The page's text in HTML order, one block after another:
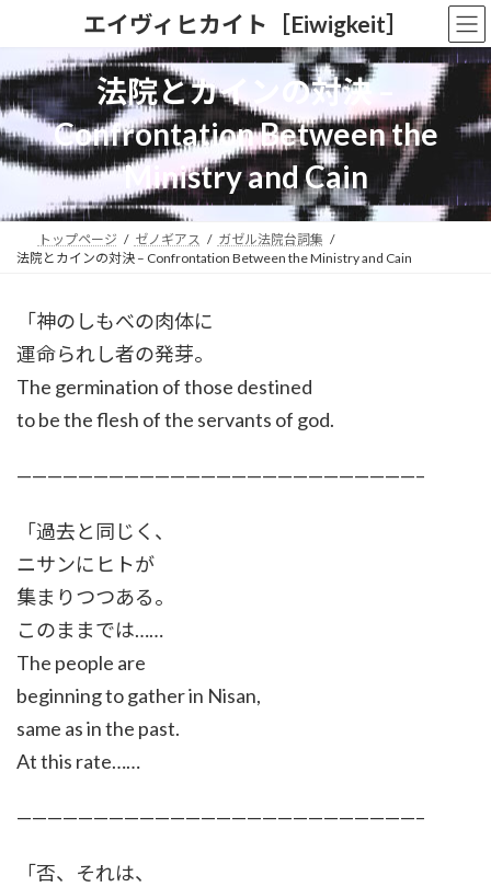
ン
ツ
へ
ス
キ
ー
シ
ョ
ン
に
エイヴィヒカイト［Eiwigkeit］
法院とカインの対決 –
Confrontation Between the
Ministry and Cain
トップページ ゼノギアス
ガゼル法院台詞集
法院とカインの対決 – Confrontation Between the Ministry and Cain
「神のしもべの肉体に
運命られし者の発芽。
The germination of those destined
to be the flesh of the servants of god.
——————————————————————————–
「過去と同じく、
ニサンにヒトが
集まりつつある。
このままでは……
The people are
beginning to gather in Nisan,
same as in the past.
At this rate……
——————————————————————————–
「否、それは、